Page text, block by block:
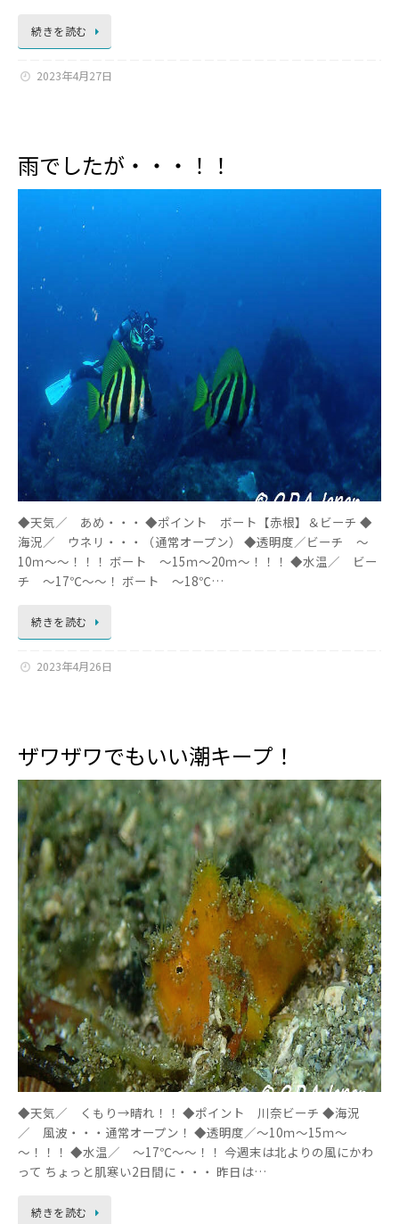
続きを読む
2023年4月27日
雨でしたが・・・！！
◆天気／ あめ・・・ ◆ポイント ボート【赤根】＆ビーチ ◆
海況／ ウネリ・・・（通常オープン） ◆透明度／ビーチ ～
10ｍ～～！！！ ボート ～15ｍ～20ｍ～！！！ ◆水温／ ビー
チ ～17℃～～！ ボート ～18℃…
続きを読む
2023年4月26日
ザワザワでもいい潮キープ！
◆天気／ くもり→晴れ！！ ◆ポイント 川奈ビーチ ◆海況
／ 風波・・・通常オープン！ ◆透明度／～10ｍ～15ｍ～
～！！！ ◆水温／ ～17℃～～！！ 今週末は北よりの風にかわ
って ちょっと肌寒い2日間に・・・ 昨日は…
続きを読む